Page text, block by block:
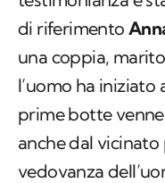
di riferimento
una coppia,
l’uomo ha iniziato
prime botte
anche dal
vedovanza